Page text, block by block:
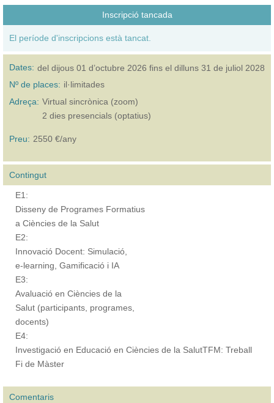
Inscripció tancada
El període d'inscripcions està tancat.
Dates: del dijous 01 d’octubre 2026 fins el dilluns 31 de juliol 2028
Nº de places: il·limitades
Adreça: Virtual sincrònica (zoom)
2 dies presencials (optatius)
Preu: 2550 €/any
Contingut
E1:
Disseny de Programes Formatius
a Ciències de la Salut
E2:
Innovació Docent: Simulació,
e-learning, Gamificació i IA
E3:
Avaluació en Ciències de la
Salut (participants, programes,
docents)
E4:
Investigació en Educació en Ciències de la SalutTFM: Treball
Fi de Màster
Comentaris